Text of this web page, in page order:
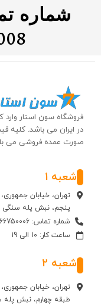
شماره
فروشگاه سون استار وارد
در ایران می باشد. کلیه
صورت عمده فروشی می
شعبه 1
تهران، خیابان
پنجم، نبش پله سنگی واحد
شماره تماس: 66750006-021
ساعت کار: 10 الی 19
شعبه 2
تهران، خیابان
طبقه چهارم، نبش پله سنگی